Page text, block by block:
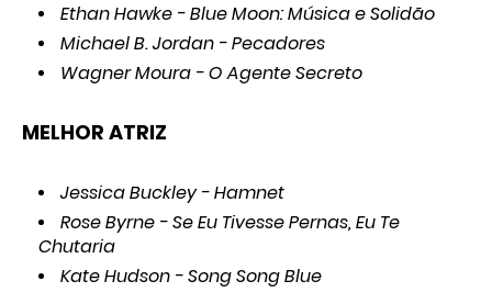
Ethan Hawke - Blue Moon: Música e Solidão
Michael B. Jordan - Pecadores
Wagner Moura - O Agente Secreto
MELHOR ATRIZ
Jessica Buckley - Hamnet
Rose Byrne - Se Eu Tivesse Pernas, Eu Te
Chutaria
Kate Hudson - Song Song Blue